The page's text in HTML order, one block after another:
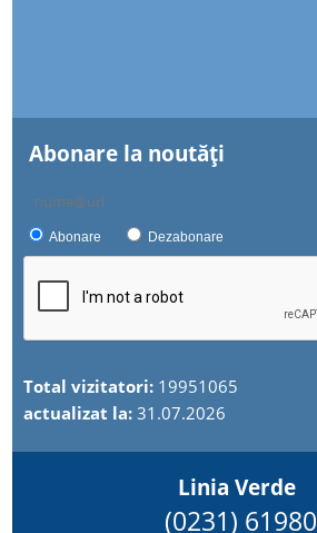
Abonare la noutăţi
Abonare Dezabonare
Total vizitatori: 19951065
actualizat la:31.07.2026
Linia Verde
(0231) 61980